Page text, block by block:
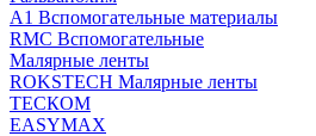
А1 Вспомогательные материалы
RMC Вспомогательные
Малярные ленты
ROKSTECH Малярные ленты
ТЕСКОМ
EASYMAX